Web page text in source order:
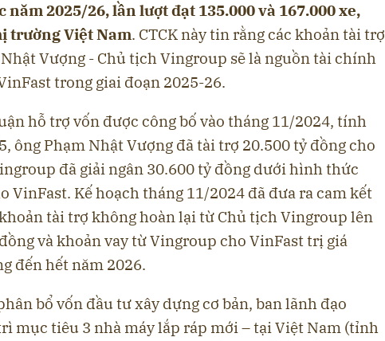
năm 2025/26, lần lượt đạt 135.000 và 167.000 xe,
trường Việt Nam. CTCK này tin rằng các khoản tài trợ
Vượng - Chủ tịch Vingroup sẽ là nguồn tài chính
trong giai đoạn 2025-26.
hỗ trợ vốn được công bố vào tháng 11/2024, tính
ông Phạm Nhật Vượng đã tài trợ 20.500 tỷ đồng cho
đã giải ngân 30.600 tỷ đồng dưới hình thức
VinFast. Kế hoạch tháng 11/2024 đã đưa ra cam kết
tài trợ không hoàn lại từ Chủ tịch Vingroup lên
và khoản vay từ Vingroup cho VinFast trị giá
đến hết năm 2026.
bổ vốn đầu tư xây dựng cơ bản, ban lãnh đạo
mục tiêu 3 nhà máy lắp ráp mới – tại Việt Nam (tỉnh